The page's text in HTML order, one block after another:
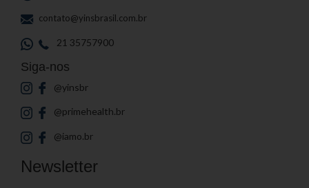
contato@yinsbrasil.com.br
21 35757900
Siga-nos
@yinsbr
@primehealth.br
@iamo.br
Newsletter